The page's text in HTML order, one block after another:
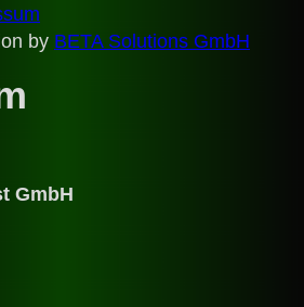
by BETA Solutions GmbH
GmbH